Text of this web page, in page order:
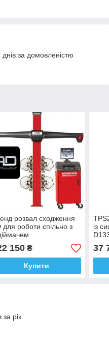
за домовленістю
розвал сходження
для роботи спільно з
150₴
Купити
із
37
за рік